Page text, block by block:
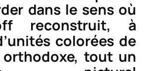
dans le sens où
reconstruit, à
colorées de
orthodoxe, tout un